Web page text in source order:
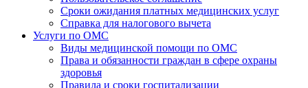
Сроки ожидания платных медицинских услуг
Справка для налогового вычета
Услуги по ОМС
Виды медицинской помощи по ОМС
Права и обязанности граждан в сфере охраны
здоровья
Правила и сроки госпитализации